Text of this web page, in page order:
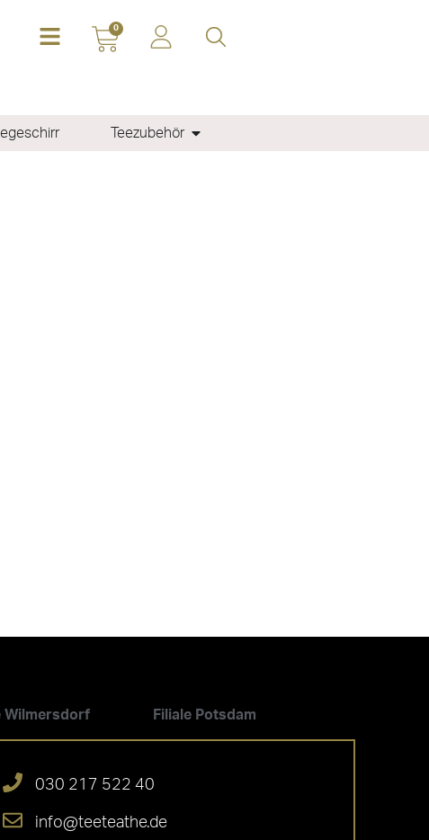
0
Teezubehör
Wilmersdorf Filiale Potsdam
030 217 522 40
info@teeteathe.de